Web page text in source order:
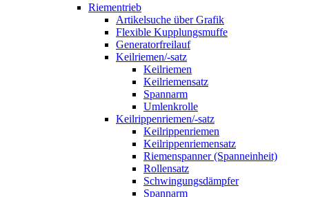
Riementrieb
Artikelsuche über Grafik
Flexible Kupplungsmuffe
Generatorfreilauf
Keilriemen/-satz
Keilriemen
Keilriemensatz
Spannarm
Umlenkrolle
Keilrippenriemen/-satz
Keilrippenriemen
Keilrippenriemensatz
Riemenspanner (Spanneinheit)
Rollensatz
Schwingungsdämpfer
Spannarm